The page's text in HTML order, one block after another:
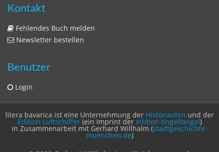
Kontakt
Fehlendes Buch melden
Newsletter bestellen
Benutzer
Login
litera bavarica ist eine Unternehmung der Histonauten und der
Edition Luftschiffer(ein Imprint der edition tingeltangel)
in Zusammenarbeit mit Gerhard Willhalm (stadtgeschichte-
muenchen.de)